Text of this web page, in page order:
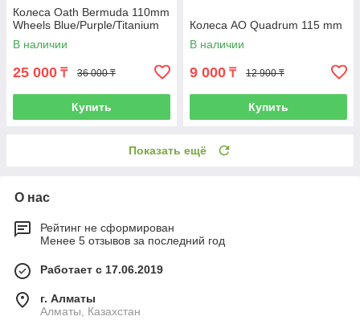
Колеса Oath Bermuda 110mm
Wheels Blue/Purple/Titanium
В наличии
25 000 ₸ 36 000 ₸
Купить
Колеса AO Quadrum 115 mm
В наличии
9 000 ₸ 12 900 ₸
Купить
Показать ещё
О нас
Рейтинг не сформирован
Менее 5 отзывов за последний год
Работает с 17.06.2019
г. Алматы
Алматы, Казахстан